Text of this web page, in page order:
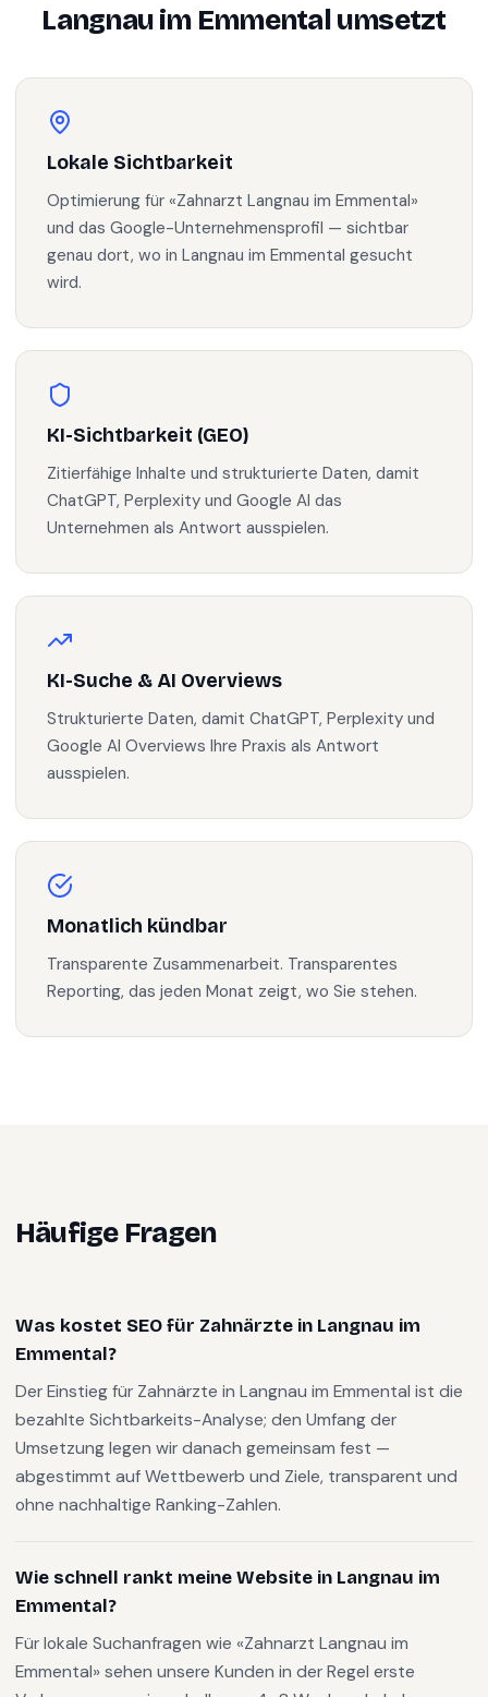
Langnau im Emmentalumsetzt
Lokale Sichtbarkeit
Optimierung für «Zahnarzt Langnau im Emmental»
und das Google-Unternehmensprofil — sichtbar
genau dort, wo in Langnau im Emmental gesucht
wird.
KI-Sichtbarkeit (GEO)
Zitierfähige Inhalte und strukturierte Daten, damit
ChatGPT, Perplexity und Google AI das
Unternehmen als Antwort ausspielen.
KI-Suche & AI Overviews
Strukturierte Daten, damit ChatGPT, Perplexity und
Google AI Overviews Ihre Praxis als Antwort
ausspielen.
Monatlich kündbar
Transparente Zusammenarbeit. Transparentes
Reporting, das jeden Monat zeigt, wo Sie stehen.
Häufige Fragen
Was kostet SEO für Zahnärzte in Langnau im
Emmental?
Der Einstieg für Zahnärzte in Langnau im Emmental ist die
bezahlte Sichtbarkeits-Analyse; den Umfang der
Umsetzung legen wir danach gemeinsam fest —
abgestimmt auf Wettbewerb und Ziele, transparent und
ohne nachhaltige Ranking-Zahlen.
Wie schnell rankt meine Website in Langnau im
Emmental?
Für lokale Suchanfragen wie «Zahnarzt Langnau im
Emmental» sehen unsere Kunden in der Regel erste